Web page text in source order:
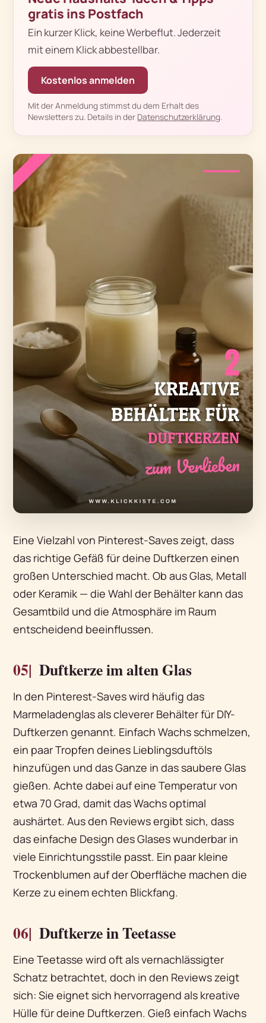
gratis ins Postfach
Ein kurzer Klick, keine Werbeflut. Jederzeit
mit einem Klick abbestellbar.
Kostenlos anmelden
Mit der Anmeldung stimmst du dem Erhalt des
Newsletters zu. Details in der Datenschutzerklärung.
Eine Vielzahl von Pinterest-Saves zeigt, dass
das richtige Gefäß für deine Duftkerzen einen
großen Unterschied macht. Ob aus Glas, Metall
oder Keramik — die Wahl der Behälter kann das
Gesamtbild und die Atmosphäre im Raum
entscheidend beeinflussen.
05| Duftkerze im alten Glas
In den Pinterest-Saves wird häufig das
Marmeladenglas als cleverer Behälter für DIY-
Duftkerzen genannt. Einfach Wachs schmelzen,
ein paar Tropfen deines Lieblingsduftöls
hinzufügen und das Ganze in das saubere Glas
gießen. Achte dabei auf eine Temperatur von
etwa 70 Grad, damit das Wachs optimal
aushärtet. Aus den Reviews ergibt sich, dass
das einfache Design des Glases wunderbar in
viele Einrichtungsstile passt. Ein paar kleine
Trockenblumen auf der Oberfläche machen die
Kerze zu einem echten Blickfang.
06| Duftkerze in Teetasse
Eine Teetasse wird oft als vernachlässigter
Schatz betrachtet, doch in den Reviews zeigt
sich: Sie eignet sich hervorragend als kreative
Hülle für deine Duftkerzen. Gieß einfach Wachs